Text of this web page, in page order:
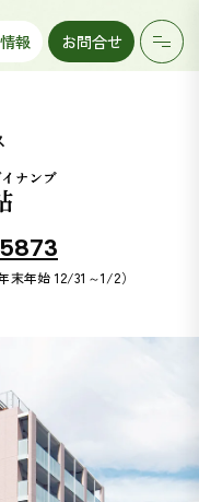
報 お問合せ
末年始 12/31～1/2）